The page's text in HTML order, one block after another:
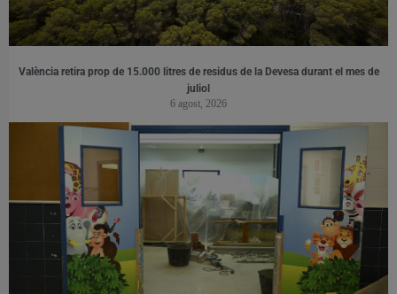
València retira prop de 15.000 litres de residus de la Devesa durant el mes de
juliol
6 agost, 2026